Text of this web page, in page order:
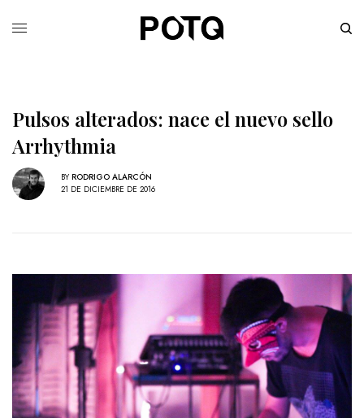
Pulsos alterados: nace el nuevo sello
Arrhythmia
BY RODRIGO ALARCÓN
21 DE DICIEMBRE DE 2016